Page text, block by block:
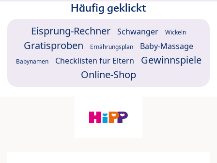
Häufig geklickt
Eisprung-Rechner Schwanger Wickeln
Gratisproben Ernährungsplan Baby-Massage
Babynamen Checklisten für Eltern
Gewinnspiele
Online-Shop